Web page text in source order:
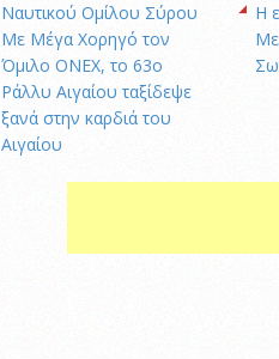
Ναυτικού Ομίλου Σύρου
Με Μέγα Χορηγό τον
Όμιλο ONEX, το 63ο
Ράλλυ Αιγαίου ταξίδεψε
ξανά στην καρδιά του
Αιγαίου
Η